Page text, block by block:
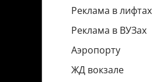
Реклама в лифтах
Реклама в ВУЗах
Аэропорту
ЖД вокзале